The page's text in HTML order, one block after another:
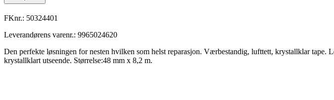
FKnr.: 50324401
Leverandørens varenr.: 9965024620
Den perfekte løsningen for nesten hvilken som helst reparasjon. Værbestandig, lufttett, krystallklar tape.
krystallklart utseende. Størrelse:48 mm x 8,2 m.